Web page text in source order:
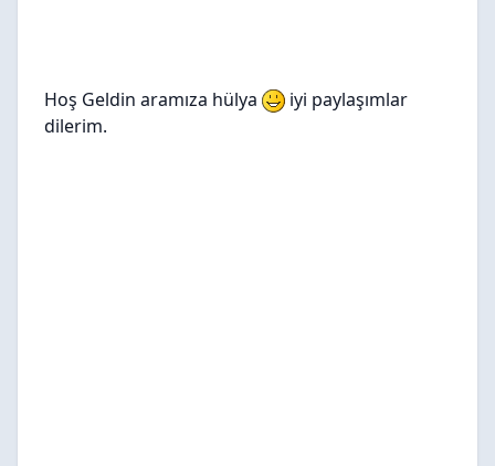
Hoş Geldin aramıza hülya
iyi paylaşımlar
dilerim.